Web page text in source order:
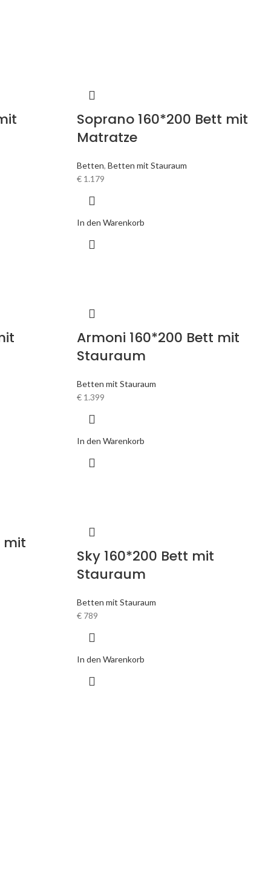
Soprano 160*200 Bett mit
Matratze
Betten, Betten mit Stauraum
€ 1.179
In den Warenkorb
Armoni 160*200 Bett mit
Stauraum
Betten mit Stauraum
€ 1.399
In den Warenkorb
mit
Sky 160*200 Bett mit
Stauraum
Betten mit Stauraum
€ 789
In den Warenkorb